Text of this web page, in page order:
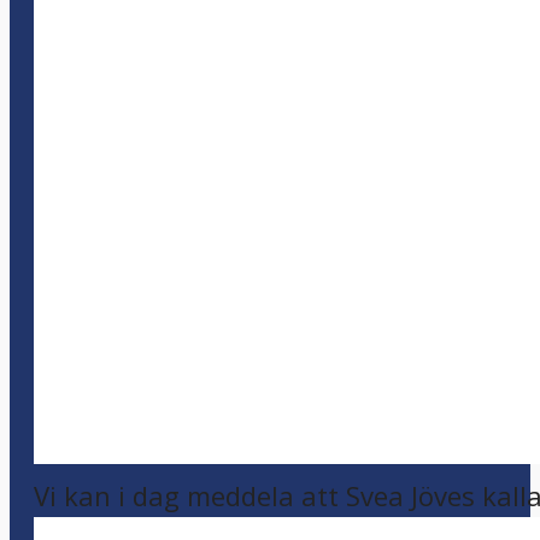
Vi kan i dag meddela att Svea Jöves